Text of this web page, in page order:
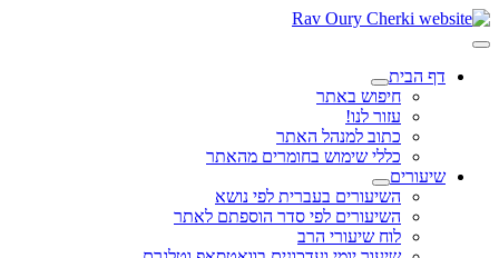
דף הבית
חיפוש באתר
עזור לנו!
כתוב למנהל האתר
כללי שימוש בחומרים מהאתר
שיעורים
השיעורים בעברית לפי נושא
השיעורים לפי סדר הוספתם לאתר
לוח שיעורי הרב